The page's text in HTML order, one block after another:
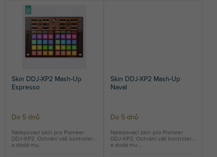
Skin DDJ-XP2 Mash-Up
Espresso
Do 5 dnů
Nalepovací skin pro Pioneer
DDJ-XP2. Ochrání váš kontroler
a dodá mu...
Skin DDJ-XP2 Mash-Up
Naval
Do 5 dnů
Nalepovací skin pro Pioneer
DDJ-XP2. Ochrání váš kontroler
a dodá mu...